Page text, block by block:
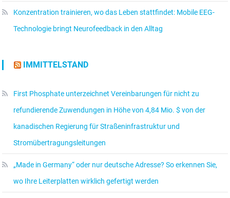
Konzentration trainieren, wo das Leben stattfindet: Mobile EEG-
Technologie bringt Neurofeedback in den Alltag
IMMITTELSTAND
First Phosphate unterzeichnet Vereinbarungen für nicht zu
refundierende Zuwendungen in Höhe von 4,84 Mio. $ von der
kanadischen Regierung für Straßeninfrastruktur und
Stromübertragungsleitungen
„Made in Germany“ oder nur deutsche Adresse? So erkennen Sie,
wo Ihre Leiterplatten wirklich gefertigt werden